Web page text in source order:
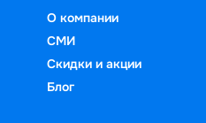
О компании
СМИ
Скидки и акции
Блог